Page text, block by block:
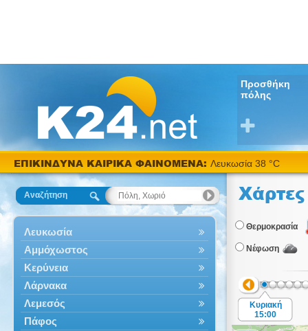
Προσθήκη
πόλης
ΕΠΙΚΙΝΔΥΝΑ ΚΑΙΡΙΚΑ ΦΑΙΝΟΜΕΝΑ: Λευκωσία 38 °C
Αναζήτηση
Λευκωσία
Αμμόχωστος
Κερύνεια
Λάρνακα
Λεμεσός
Πάφος
Θερμοκρασία
Νέφωση
Κυριακή
15:00